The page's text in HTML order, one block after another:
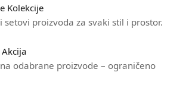
Kolekcije
proizvoda za svaki stil i prostor.
Akcija
odabrane proizvode – ograničeno